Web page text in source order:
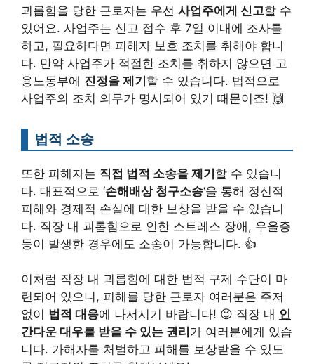
괴롭힘을 당한 근로자는 우선 사업주에게 신고할 수
있어요. 사업주는 신고 접수 후 7일 이내에 조사를
하고, 필요하다면 피해자 보호 조치를 취해야 합니
다. 만약 사업주가 적절한 조치를 취하지 않으면 고
용노동부에 진정을 제기할 수 있습니다. 법적으로
사업주의 조치 의무가 명시되어 있기 때문이죠! 🙌
법적 소송
또한 피해자는 직접 법적 소송을 제기할 수 있습니
다. 대표적으로 ‘손해배상 청구소송‘을 통해 정신적
피해와 경제적 손실에 대한 보상을 받을 수 있습니
다. 직장 내 괴롭힘으로 인한 스트레스 장애, 우울증
등이 발생한 경우에도 소송이 가능합니다. 👍
이처럼 직장 내 괴롭힘에 대한 법적 구제 수단이 마
련되어 있으니, 피해를 당한 근로자 여러분은 주저
없이 법적 대응에 나서시기 바랍니다! 😉 직장 내 인
간다운 대우를 받을 수 있는 권리 가 여러분에게 있습
니다. 가해자를 처벌하고 피해를 보상받을 수 있도